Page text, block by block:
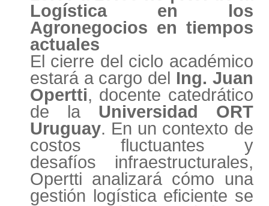
Logística en los
Agronegocios en tiempos
actuales
El cierre del ciclo académico
estará a cargo del Ing. Juan
Opertti, docente catedrático
de la Universidad ORT
Uruguay. En un contexto de
costos fluctuantes y
desafíos infraestructurales,
Opertti analizará cómo una
gestión logística eficiente se